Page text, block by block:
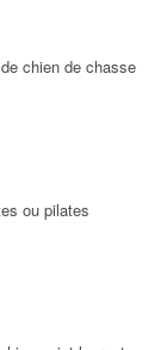
chien de chasse
ou pilates